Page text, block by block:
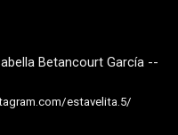
Betancourt García --
estavelita.5/